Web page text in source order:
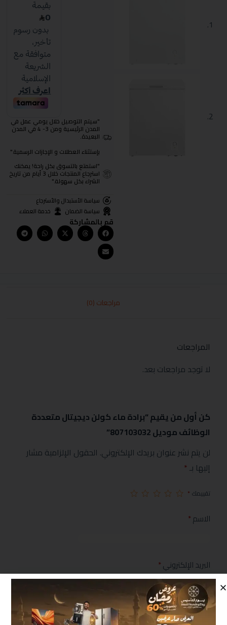
"سيتم التوصيل خلال يومي عمل في
المدن الرئيسية ومن 3- 4 في المدن
البعيدة.
بإستثناء العطلات و الإجازات الرسمية."
"استمتع بالتسوق بكل راحة! يمكنك
استرجاع المنتجات خلال 3 أيام من تاريخ
الشراء بكل سهولة."
سياسة الأستبدال والأسترجاع
سياسة الضمان
خدمة العملاء
قم بالمشاركة
مراجعات (0)
المراجعات
لا توجد مراجعات بعد.
كن أول من يقيم “برادة ماء كولن ديجيتال متعددة
الوظائف موديل 807103032”
لن يتم نشر عنوان بريدك الإلكتروني. الحقول الإلزامية مشار
إليها بـ*
تقييمك *
الاسم*
البريد الإلكتروني*
مراجعتك*